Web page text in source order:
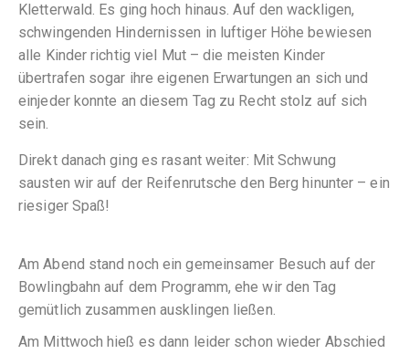
Kletterwald. Es ging hoch hinaus. Auf den wackligen,
schwingenden Hindernissen in luftiger Höhe bewiesen
alle Kinder richtig viel Mut – die meisten Kinder
übertrafen sogar ihre eigenen Erwartungen an sich und
einjeder konnte an diesem Tag zu Recht stolz auf sich
sein.
Direkt danach ging es rasant weiter: Mit Schwung
sausten wir auf der Reifenrutsche den Berg hinunter – ein
riesiger Spaß!
Am Abend stand noch ein gemeinsamer Besuch auf der
Bowlingbahn auf dem Programm, ehe wir den Tag
gemütlich zusammen ausklingen ließen.
Am Mittwoch hieß es dann leider schon wieder Abschied